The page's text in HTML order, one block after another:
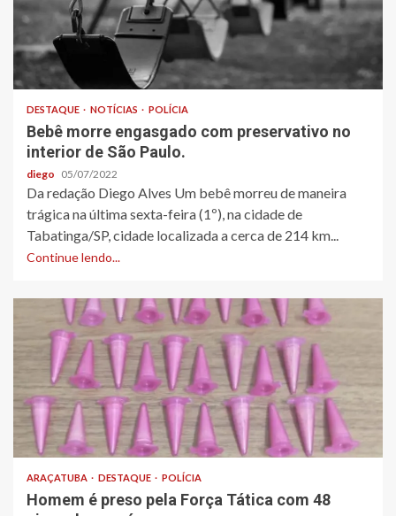
DESTAQUE NOTÍCIAS POLÍCIA
Bebê morre engasgado com preservativo no
interior de São Paulo.
diego 05/07/2022
Da redação Diego Alves Um bebê morreu de maneira
trágica na última sexta-feira (1º), na cidade de
Tabatinga/SP, cidade localizada a cerca de 214 km...
Continue lendo...
ARAÇATUBA DESTAQUE POLÍCIA
Homem é preso pela Força Tática com 48